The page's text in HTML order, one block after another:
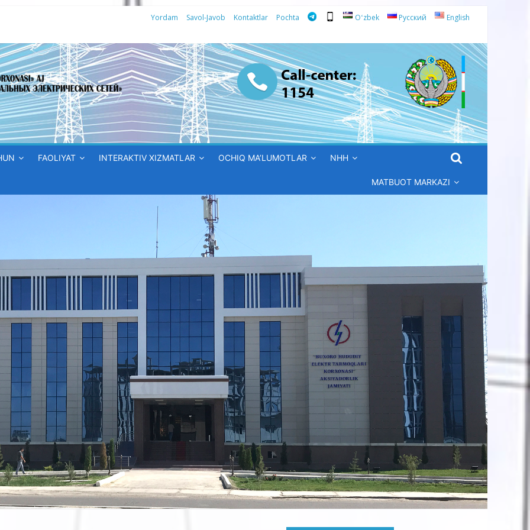
Yordam Savol-Javob Kontaktlar Pochta Oʻzbek Русский English
FAOLIYAT INTERAKTIV XIZMATLAR OCHIQ MA’LUMOTLAR NHH
MATBUOT MARKAZI